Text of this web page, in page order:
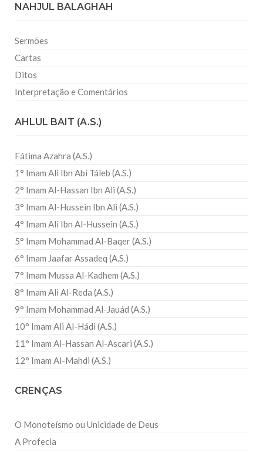
NAHJUL BALAGHAH
Sermões
Cartas
Ditos
Interpretação e Comentários
AHLUL BAIT (A.S.)
Fátima Azahra (A.S.)
1° Imam Ali Ibn Abi Táleb (A.S.)
2° Imam Al-Hassan Ibn Ali (A.S.)
3° Imam Al-Hussein Ibn Ali (A.S.)
4° Imam Ali Ibn Al-Hussein (A.S.)
5° Imam Mohammad Al-Baqer (A.S.)
6° Imam Jaafar Assadeq (A.S.)
7° Imam Mussa Al-Kadhem (A.S.)
8° Imam Ali Al-Reda (A.S.)
9° Imam Mohammad Al-Jauád (A.S.)
10° Imam Ali Al-Hádi (A.S.)
11° Imam Al-Hassan Al-Ascari (A.S.)
12° Imam Al-Mahdi (A.S.)
CRENÇAS
O Monoteísmo ou Unicidade de Deus
A Profecia